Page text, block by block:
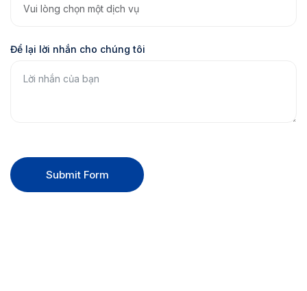
Để lại lời nhắn cho chúng tôi
Submit Form